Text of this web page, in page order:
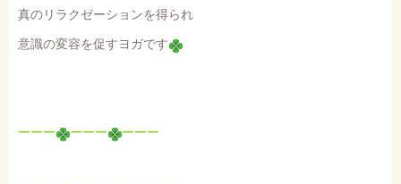
真のリラクゼーションを得られ
意識の変容を促すヨガです
ーーー ーーー ーーー